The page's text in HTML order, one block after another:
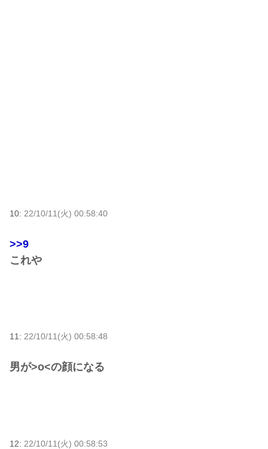
10: 22/10/11(火) 00:58:40
>>9
これや
11: 22/10/11(火) 00:58:48
男が>o<の顔になる
12: 22/10/11(火) 00:58:53